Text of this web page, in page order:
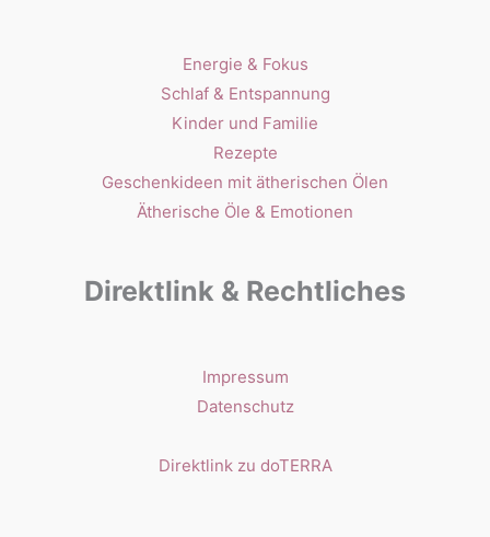
Energie & Fokus
Schlaf & Entspannung
Kinder und Familie
Rezepte
Geschenkideen mit ätherischen Ölen
Ätherische Öle & Emotionen
Direktlink & Rechtliches
Impressum
Datenschutz
Direktlink zu doTERRA